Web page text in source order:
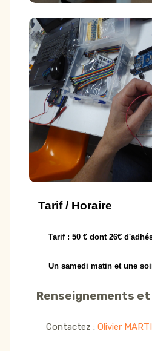
Tarif / Horaire
Tarif : 50 € dont 26€
Un samedi matin et une
Renseignements
Contactez : Olivier